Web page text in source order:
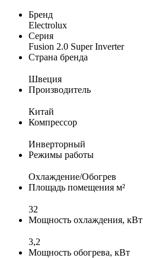
Бренд
Electrolux
Серия
Fusion 2.0 Super Inverter
Страна бренда
Швеция
Производитель
Китай
Компрессор
Инверторный
Режимы работы
Охлаждение/Обогрев
Площадь помещения м²
32
Мощность охлаждения, кВт
3,2
Мощность обогрева, кВт